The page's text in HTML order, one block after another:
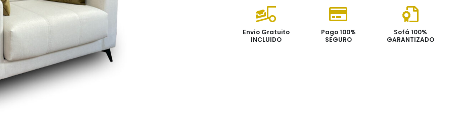
cantidad
Envío Gratuito
INCLUIDO
Pago 100%
SEGURO
Sofá 100%
GARANTIZADO